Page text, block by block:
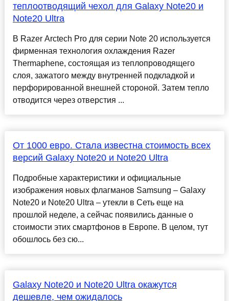
теплоотводящий чехол для Galaxy Note20 и
Note20 Ultra
В Razer Arctech Pro для серии Note 20 используется
фирменная технология охлаждения Razer
Thermaphene, состоящая из теплопроводящего
слоя, зажатого между внутренней подкладкой и
перфорированной внешней стороной. Затем тепло
отводится через отверстия ...
От 1000 евро. Стала известна стоимость всех
версий Galaxy Note20 и Note20 Ultra
Подробные характеристики и официальные
изображения новых флагманов Samsung – Galaxy
Note20 и Note20 Ultra – утекли в Сеть еще на
прошлой неделе, а сейчас появились данные о
стоимости этих смартфонов в Европе. В целом, тут
обошлось без сю...
Galaxy Note20 и Note20 Ultra окажутся
дешевле, чем ожидалось